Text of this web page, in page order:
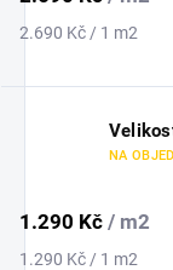
Měrná
2.690 Kč / 1 m2
NA
1.290 Kč / m2
Měrná
1.290 Kč / 1 m2